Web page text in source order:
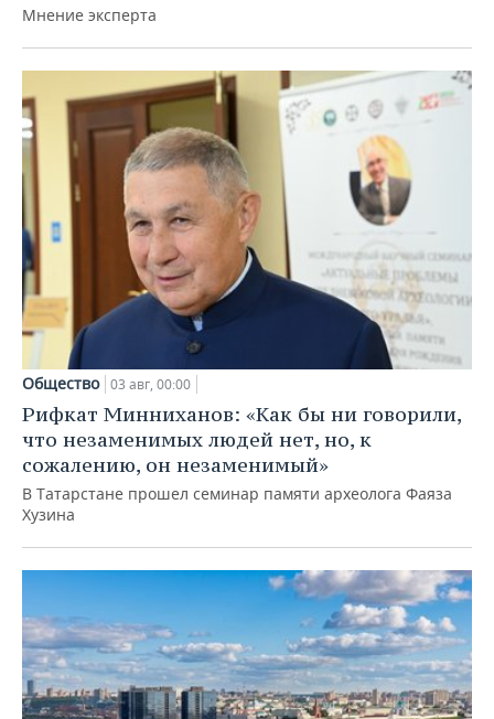
Мнение эксперта
Общество 03 авг, 00:00
Рифкат Минниханов: «Как бы ни говорили,
что незаменимых людей нет, но, к
сожалению, он незаменимый»
В Татарстане прошел семинар памяти археолога Фаяза
Хузина